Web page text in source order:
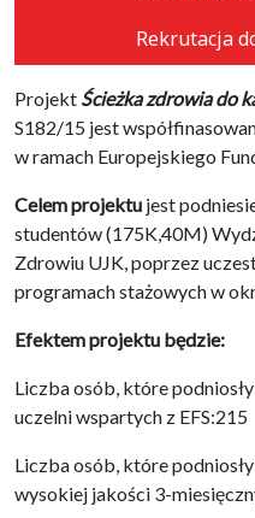
Rekrutacja
Projekt Ścieżka zdrowia do
S182/15 jest
w ramach Europejskiego
Celem projektu jest
studentów (175K,40M)
Zdrowiu UJK, poprzez
programach stażowych w
Efektem projektu będzie:
Liczba osób, które
uczelni wspartych z EFS:215
Liczba osób, które
wysokiej jakości 3-